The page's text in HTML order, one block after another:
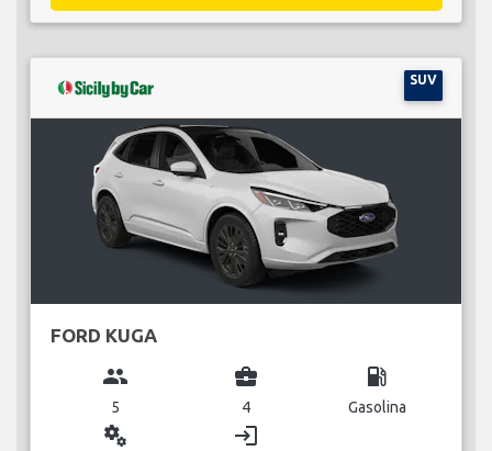
SUV
FORD KUGA
group
5
business_center
4
local_gas_station
Gasolina
miscellaneous_services login